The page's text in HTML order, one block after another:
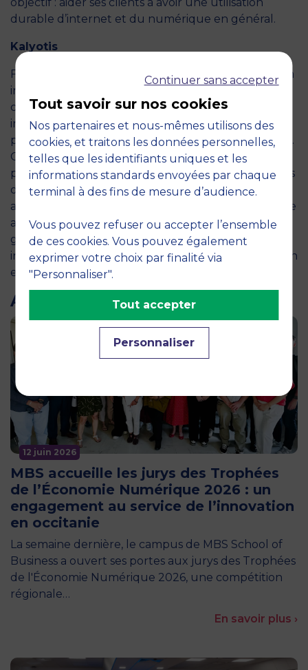
durable d’internet et du numérique en général.
Kalyotis
Fondatrice de Kalyotis, Andréa Diot est diplômée en
ingénierie de la santé. Avec Kalyotis elle
commercialise des compléments alimentaires
innovants, aux actifs naturels et à l’efficacité
prouvée scientifiquement, sous forme de gummies.
Orientée sur des segments santé, elle est la
première marque à proposer des gummies pour les
douleurs articulaires à base d’harpagophytum,
acide hyaluronique et minéraux. Kalyotis développe
actuellement une toute nouvelle gamme de
gummies, avec des propositions toujours plus
innovantes et audacieuses pour un marché en plein
essor.
ARTICLES LIÉS
12 juin 2026
MBS accueille les jurys des Trophées
de l’Économie Numérique 2026 : un
engagement au service de l’innovation
en occitanie
La semaine dernière, le campus de MBS School of
Business a ouvert ses portes aux jurys des Trophées
de l'Économie Numérique 2026, une compétition
régionale…
En savoir plus ›
Continuer sans accepter
Tout savoir sur nos cookies
Nos partenaires et nous-mêmes utilisons des
cookies, et traitons les données personnelles,
telles que les identifiants uniques et les
informations standards envoyées par chaque
terminal à des fins de mesure d’audience.
Vous pouvez refuser ou accepter l’ensemble
de ces cookies. Vous pouvez également
exprimer votre choix par finalité via
"Personnaliser".
Personnaliser
Tout accepter